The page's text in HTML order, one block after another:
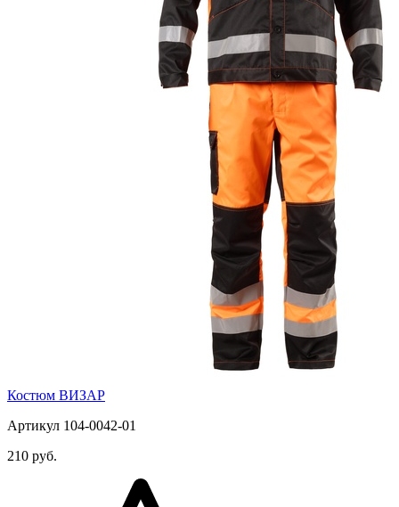
Костюм ВИЗАР
Артикул 104-0042-01
210 руб.